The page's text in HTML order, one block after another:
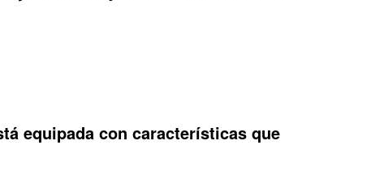
equipada con características que